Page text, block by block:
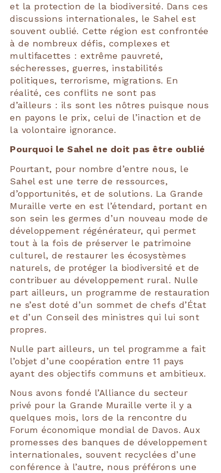
et la protection de la biodiversité. Dans ces
discussions internationales, le Sahel est
souvent oublié. Cette région est confrontée
à de nombreux défis, complexes et
multifacettes : extrême pauvreté,
sécheresses, guerres, instabilités
politiques, terrorisme, migrations. En
réalité, ces conflits ne sont pas
d’ailleurs : ils sont les nôtres puisque nous
en payons le prix, celui de l’inaction et de
la volontaire ignorance.
Pourquoi le Sahel ne doit pas être oublié
Pourtant, pour nombre d’entre nous, le
Sahel est une terre de ressources,
d’opportunités, et de solutions. La Grande
Muraille verte en est l’étendard, portant en
son sein les germes d’un nouveau mode de
développement régénérateur, qui permet
tout à la fois de préserver le patrimoine
culturel, de restaurer les écosystèmes
naturels, de protéger la biodiversité et de
contribuer au développement rural. Nulle
part ailleurs, un programme de restauration
ne s’est doté d’un sommet de chefs d’État
et d’un Conseil des ministres qui lui sont
propres.
Nulle part ailleurs, un tel programme a fait
l’objet d’une coopération entre 11 pays
ayant des objectifs communs et ambitieux.
Nous avons fondé l’Alliance du secteur
privé pour la Grande Muraille verte il y a
quelques mois, lors de la rencontre du
Forum économique mondial de Davos. Aux
promesses des banques de développement
internationales, souvent recyclées d’une
conférence à l’autre, nous préférons une